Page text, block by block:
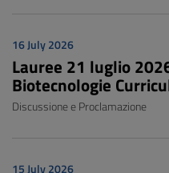
16 July 2026
Lauree 21 luglio
Biotecnologie
Discussione e Proclamazione
15 July 2026